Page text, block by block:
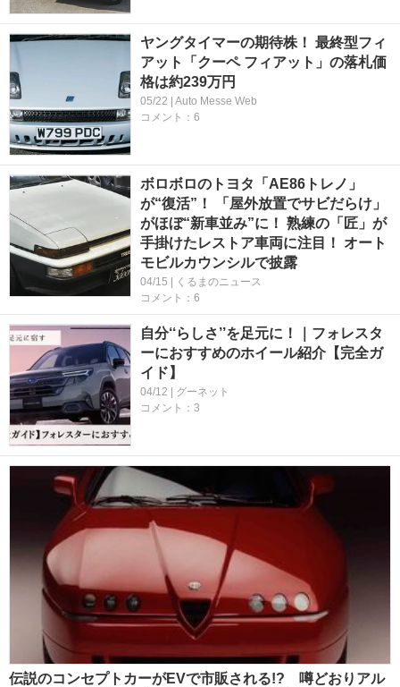
ヤングタイマーの期待株！ 最終型フィ
アット「クーペ フィアット」の落札価
格は約239万円
05/22 | Auto Messe Web
コメント：6
ボロボロのトヨタ「AE86トレノ」
が“復活”！ 「屋外放置でサビだらけ」
がほぼ“新車並み”に！ 熟練の「匠」が
手掛けたレストア車両に注目！ オート
モビルカウンシルで披露
04/15 | くるまのニュース
コメント：6
自分‘‘らしさ’’を足元に！｜フォレスタ
ーにおすすめのホイール紹介【完全ガ
イド】
04/12 | グーネット
コメント：3
伝説のコンセプトカーがEVで市販される!? 噂どおりアル